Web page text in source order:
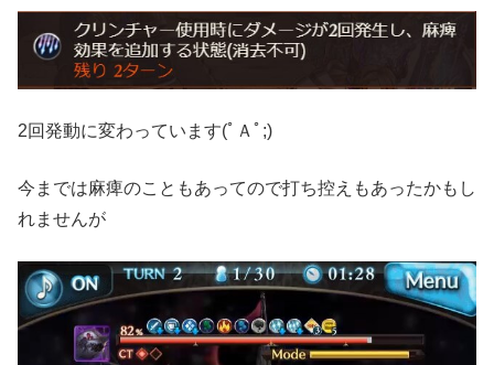
2回発動に変わっています(ﾟＡﾟ;)
今までは麻痺のこともあってので打ち控えもあったかもし
れませんが